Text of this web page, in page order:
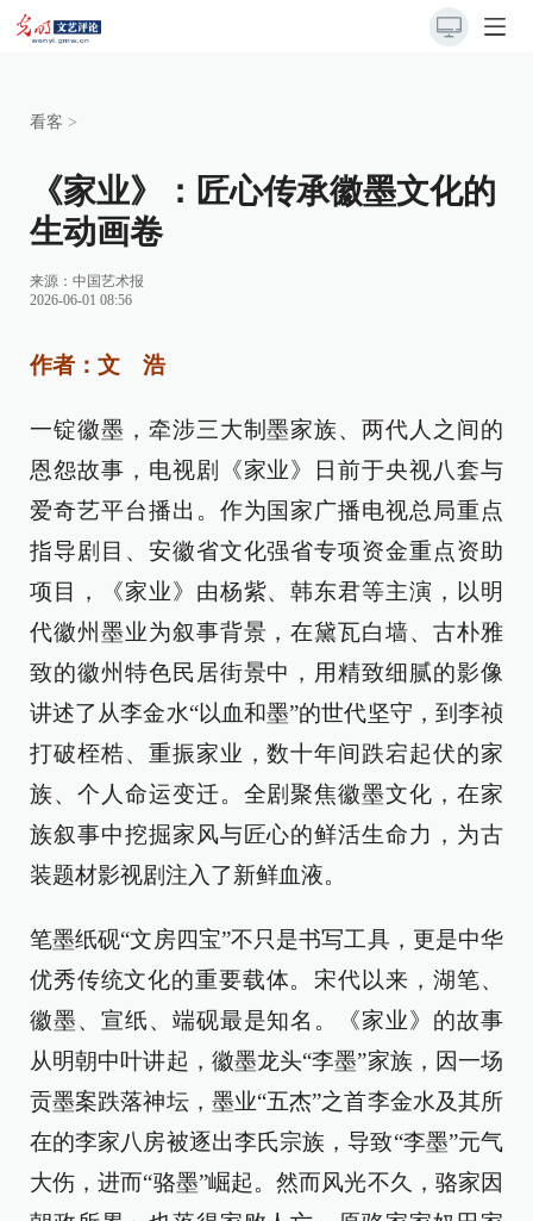
看客 >
《家业》：匠心传承徽墨文化的
生动画卷
来源： 中国艺术报
2026-06-01 08:56
作者：文 浩
一锭徽墨，牵涉三大制墨家族、两代人之间的
恩怨故事，电视剧《家业》日前于央视八套与
爱奇艺平台播出。作为国家广播电视总局重点
指导剧目、安徽省文化强省专项资金重点资助
项目，《家业》由杨紫、韩东君等主演，以明
代徽州墨业为叙事背景，在黛瓦白墙、古朴雅
致的徽州特色民居街景中，用精致细腻的影像
讲述了从李金水“以血和墨”的世代坚守，到李祯
打破桎梏、重振家业，数十年间跌宕起伏的家
族、个人命运变迁。全剧聚焦徽墨文化，在家
族叙事中挖掘家风与匠心的鲜活生命力，为古
装题材影视剧注入了新鲜血液。
笔墨纸砚“文房四宝”不只是书写工具，更是中华
优秀传统文化的重要载体。‌宋代以来，‌湖笔、
徽墨、宣纸、端砚最是知名。《家业》的故事
从明朝中叶讲起，徽墨龙头“李墨”家族，因一场
贡墨案跌落神坛，墨业“五杰”之首李金水及其所
在的李家八房被逐出李氏宗族，导致“李墨”元气
大伤，进而“骆墨”崛起。然而风光不久，骆家因